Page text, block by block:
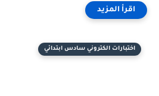
اختبارات الكتروني سادس ابتدائي